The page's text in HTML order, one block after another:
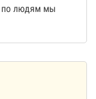
по людям мы